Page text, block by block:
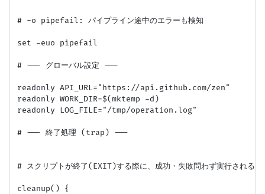
# -o pipefail: パイプライン途中のエラーも検知
set -euo pipefail
# --- グローバル設定 ---
readonly API_URL="https://api.github.com/zen"
readonly WORK_DIR=$(mktemp -d)
readonly LOG_FILE="/tmp/operation.log"
# --- 終了処理 (trap) ---
# スクリプトが終了(EXIT)する際に、成功・失敗問わず実行される
cleanup() {